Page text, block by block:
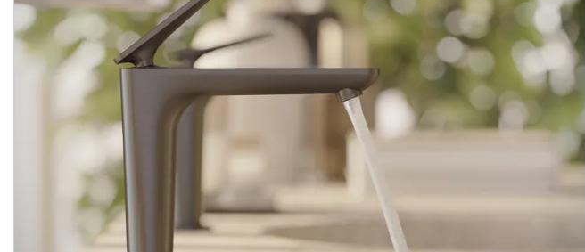
Змішувач Axor Citterio C
125 CoolStart для
AXOR
Колекція:
CITTERIO C
Під замовлення
Змішувач Axor Citterio C
125 CoolStart для
Виробник:
Колекція:
CITTERIO C
Під замовлення
Змішувач Axor Citterio C
125 CoolStart для
Колекція: